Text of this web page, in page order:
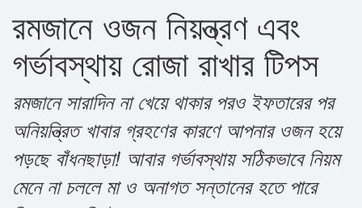
রমজানে ওজন নিয়ন্ত্রণ এবং
গর্ভাবস্থায় রোজা রাখার টিপস
রমজানে সারাদিন না খেয়ে থাকার পরও ইফতারের পর
অনিয়ন্ত্রিত খাবার গ্রহণের কারণে আপনার ওজন হয়ে
পড়ছে বাঁধনছাড়া! আবার গর্ভাবস্থায় সঠিকভাবে নিয়ম
মেনে না চললে মা ও অনাগত সন্তানের হতে পারে